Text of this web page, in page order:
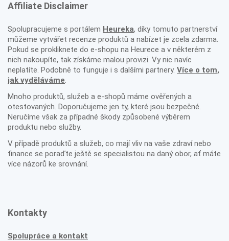
Affiliate Disclaimer
Spolupracujeme s portálem Heureka, díky tomuto partnerství
můžeme vytvářet recenze produktů a nabízet je zcela zdarma.
Pokud se prokliknete do e-shopu na Heurece a v některém z
nich nakoupíte, tak získáme malou provizi. Vy nic navíc
neplatíte. Podobně to funguje i s dalšími partnery. Více o tom,
jak vyděláváme.
Mnoho produktů, služeb a e-shopů máme ověřených a
otestovaných. Doporučujeme jen ty, které jsou bezpečné.
Neručíme však za případné škody způsobené výběrem
produktu nebo služby.
V případě produktů a služeb, co mají vliv na vaše zdraví nebo
finance se poraďte ještě se specialistou na daný obor, ať máte
více názorů ke srovnání.
Kontakty
Spolupráce a kontakt